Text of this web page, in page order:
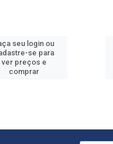
seu login ou
se para
ver preços e
comprar